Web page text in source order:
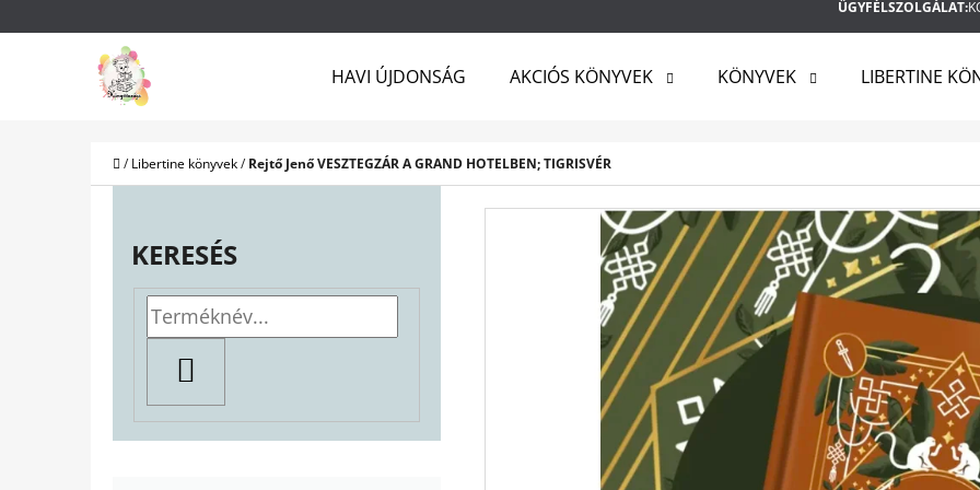
ÜGYFÉLSZOLGÁLAT:
HAVI ÚJDONSÁG AKCIÓS KÖNYVEK KÖNYVEK LIBERTINE
Kezdőlap
/ Libertine könyvek/ Rejtő Jenő VESZTEGZÁR A GRAND HOTELBEN; TIGRISVÉR
KERESÉS
Vissza
a boltba
Vissza
a boltba
KERESÉS
AJÁNLJUK